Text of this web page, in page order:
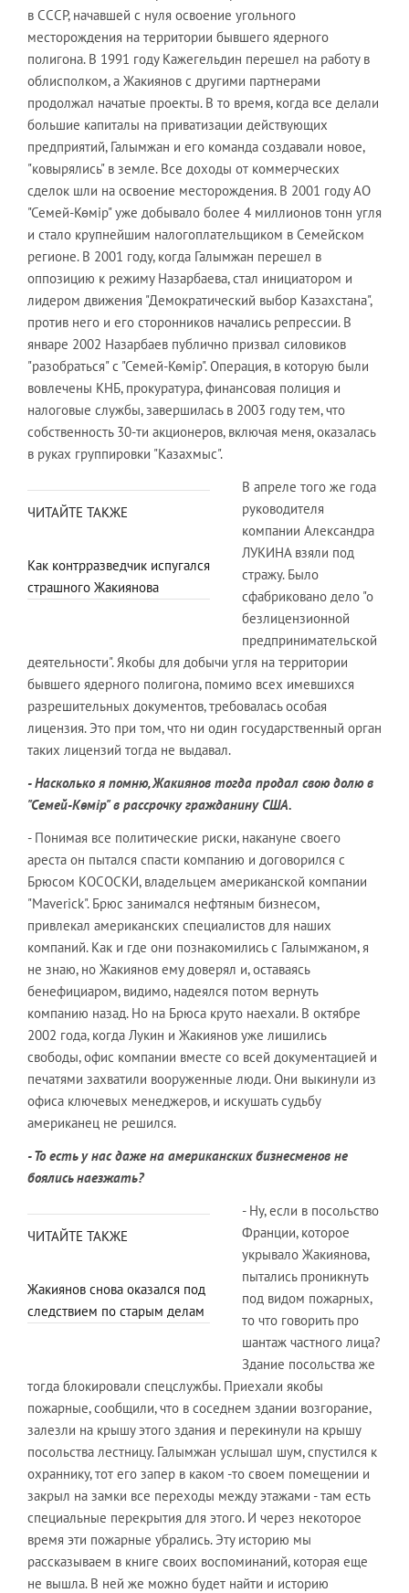
в СССР, начавшей с нуля освоение угольного
месторождения на территории бывшего ядерного
полигона. В 1991 году Кажегельдин перешел на работу в
облисполком, а Жакиянов с другими партнерами
продолжал начатые проекты. В то время, когда все делали
большие капиталы на приватизации действующих
предприятий, Галымжан и его команда создавали новое,
"ковырялись" в земле. Все доходы от коммерческих
сделок шли на освоение месторождения. В 2001 году АО
"Семей-Көмір" уже добывало более 4 миллионов тонн угля
и стало крупнейшим налогоплательщиком в Семейском
регионе. В 2001 году, когда Галымжан перешел в
оппозицию к режиму Назарбаева, стал инициатором и
лидером движения "Демократический выбор Казахстана",
против него и его сторонников начались репрессии. В
январе 2002 Назарбаев публично призвал силовиков
"разобраться" с "Семей-Көмір". Операция, в которую были
вовлечены КНБ, прокуратура, финансовая полиция и
налоговые службы, завершилась в 2003 году тем, что
собственность 30-ти акционеров, включая меня, оказалась
в руках группировки "Казахмыс".
ЧИТАЙТЕ ТАКЖЕ
Как контрразведчик испугался
страшного Жакиянова
В апреле того же года
руководителя
компании Александра
ЛУКИНА взяли под
стражу. Было
сфабриковано дело "о
безлицензионной
предпринимательской
деятельности". Якобы для добычи угля на территории
бывшего ядерного полигона, помимо всех имевшихся
разрешительных документов, требовалась особая
лицензия. Это при том, что ни один государственный орган
таких лицензий тогда не выдавал.
- Насколько я помню, Жакиянов тогда продал свою долю в
"Семей-Көмір" в рассрочку гражданину США.
- Понимая все политические риски, накануне своего
ареста он пытался спасти компанию и договорился с
Брюсом КОСОСКИ, владельцем американской компании
"Maverick". Брюс занимался нефтяным бизнесом,
привлекал американских специалистов для наших
компаний. Как и где они познакомились с Галымжаном, я
не знаю, но Жакиянов ему доверял и, оставаясь
бенефициаром, видимо, надеялся потом вернуть
компанию назад. Но на Брюса круто наехали. В октябре
2002 года, когда Лукин и Жакиянов уже лишились
свободы, офис компании вместе со всей документацией и
печатями захватили вооруженные люди. Они выкинули из
офиса ключевых менеджеров, и искушать судьбу
американец не решился.
- То есть у нас даже на американских бизнесменов не
боялись наезжать?
ЧИТАЙТЕ ТАКЖЕ
Жакиянов снова оказался под
следствием по старым делам
- Ну, если в посольство
Франции, которое
укрывало Жакиянова,
пытались проникнуть
под видом пожарных,
то что говорить про
шантаж частного лица?
Здание посольства же
тогда блокировали спецслужбы. Приехали якобы
пожарные, сообщили, что в соседнем здании возгорание,
залезли на крышу этого здания и перекинули на крышу
посольства лестницу. Галымжан услышал шум, спустился к
охраннику, тот его запер в каком -то своем помещении и
закрыл на замки все переходы между этажами - там есть
специальные перекрытия для этого. И через некоторое
время эти пожарные убрались. Эту историю мы
рассказываем в книге своих воспоминаний, которая еще
не вышла. В ней же можно будет найти и историю